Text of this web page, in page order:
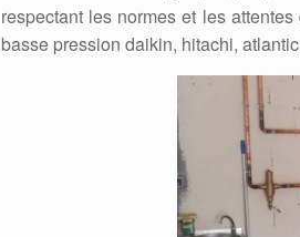
respectant les normes et les
basse pression daikin, hitachi,